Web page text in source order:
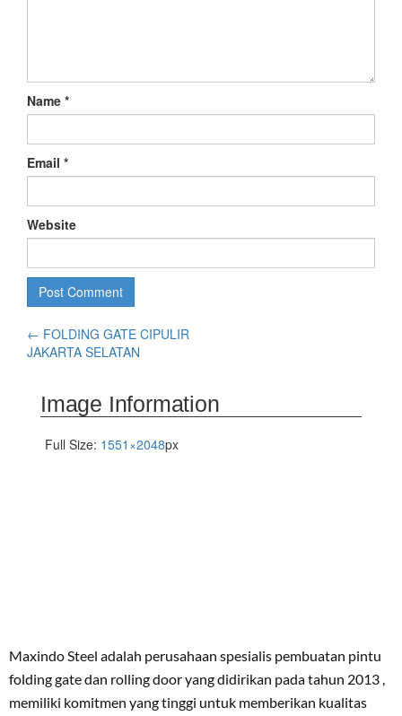
Name *
Email *
Website
← FOLDING GATE CIPULIR
JAKARTA SELATAN
Image Information
Full Size: 1551×2048px
Maxindo Steel adalah perusahaan spesialis pembuatan pintu
folding gate dan rolling door yang didirikan pada tahun 2013 ,
memiliki komitmen yang tinggi untuk memberikan kualitas